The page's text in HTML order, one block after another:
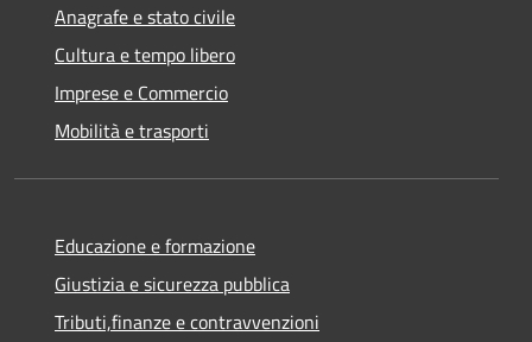
Anagrafe e stato civile
Cultura e tempo libero
Imprese e Commercio
Mobilità e trasporti
Educazione e formazione
Giustizia e sicurezza pubblica
Tributi,finanze e contravvenzioni